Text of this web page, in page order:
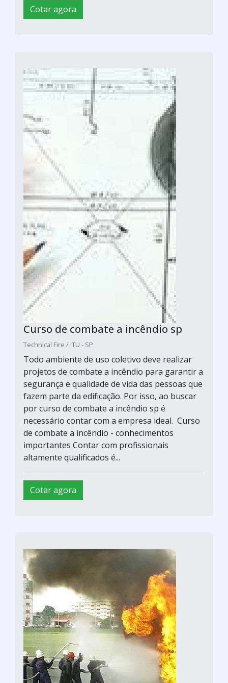
Cotar agora
Curso de combate a incêndio sp
Technical Fire / ITU - SP
Todo ambiente de uso coletivo deve realizar
projetos de combate a incêndio para garantir a
segurança e qualidade de vida das pessoas que
fazem parte da edificação. Por isso, ao buscar
por curso de combate a incêndio sp é
necessário contar com a empresa ideal. Curso
de combate a incêndio - conhecimentos
importantes Contar com profissionais
altamente qualificados é...
Cotar agora